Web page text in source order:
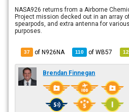
NASA926 returns from a Airborne
Project mission decked out in an array
spearpods, and extra antenna for
purposes.
37 of N926NA 110 ofWB57
Brendan Finnegan